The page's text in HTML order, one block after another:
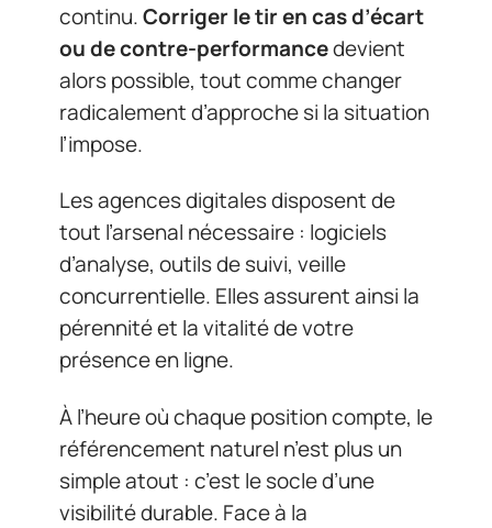
continu.Corriger le tir en cas d’écart
ou de contre-performancedevient
alors possible, tout comme changer
radicalement d’approche si la situation
l’impose.
Les agences digitales disposent de
tout l’arsenal nécessaire : logiciels
d’analyse, outils de suivi, veille
concurrentielle. Elles assurent ainsi la
pérennité et la vitalité de votre
présence en ligne.
À l’heure où chaque position compte, le
référencement naturel n’est plus un
simple atout : c’est le socle d’une
visibilité durable. Face à la